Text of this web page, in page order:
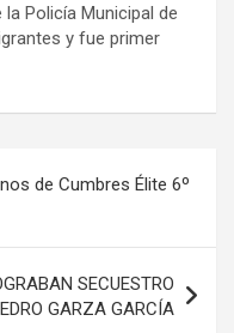
Policía Municipal de
y fue primer
de Cumbres Élite 6º
SECUESTRO
GARZA GARCÍA